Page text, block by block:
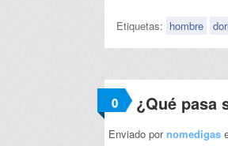
Etiquetas: hombre
0 ¿Qué pasa
Enviado pornomedigas